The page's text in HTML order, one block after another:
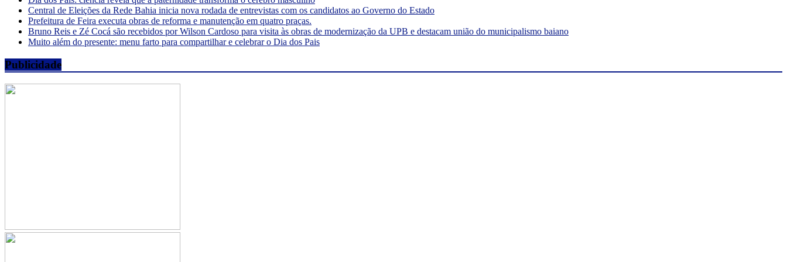
Central de Eleições da Rede Bahia inicia nova rodada de entrevistas com os candidatos ao Governo do Estado
Prefeitura de Feira executa obras de reforma e manutenção em quatro praças.
Bruno Reis e Zé Cocá são recebidos por Wilson Cardoso para visita às obras de modernização da UPB e destacam união do municipalismo baiano
Muito além do presente: menu farto para compartilhar e celebrar o Dia dos Pais
Publicidade